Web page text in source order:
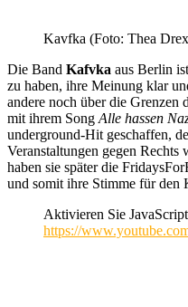
Kavfka (Foto: Thea
Die Band Kafvka aus Berlin
zu haben, ihre Meinung klar
andere noch über die Grenzen
mit ihrem Song Alle hassen
underground-Hit geschaffen,
Veranstaltungen gegen
haben sie später die
und somit ihre Stimme für den
Aktivieren Sie
https://